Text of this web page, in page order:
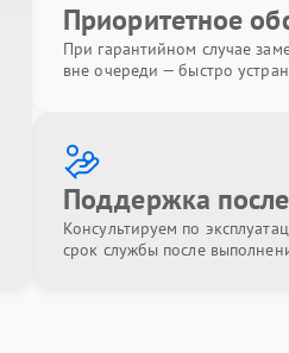
Приоритетное
При гарантийном случае
вне очереди — быстро
Поддержка после
Консультируем по
срок службы после